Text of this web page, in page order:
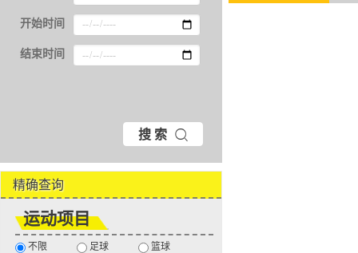
开始时间
结束时间
搜 索
精确查询
运动项目
不限 足球
篮球